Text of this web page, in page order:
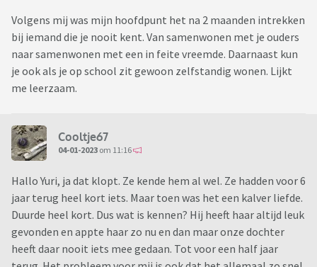
Volgens mij was mijn hoofdpunt het na 2 maanden intrekken
bij iemand die je nooit kent. Van samenwonen met je ouders
naar samenwonen met een in feite vreemde. Daarnaast kun
je ook als je op school zit gewoon zelfstandig wonen. Lijkt
me leerzaam.
Cooltje67
04-01-2023 om 11:16
Hallo Yuri, ja dat klopt. Ze kende hem al wel. Ze hadden voor 6
jaar terug heel kort iets. Maar toen was het een kalver liefde.
Duurde heel kort. Dus wat is kennen? Hij heeft haar altijd leuk
gevonden en appte haar zo nu en dan maar onze dochter
heeft daar nooit iets mee gedaan. Tot voor een half jaar